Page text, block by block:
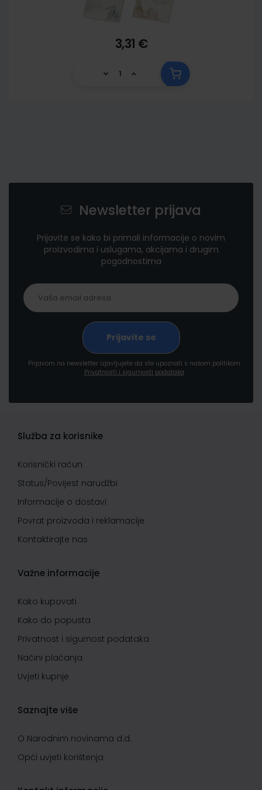
3,31 €
Newsletter prijava
Prijavite se kako bi primali informacije o novim
proizvodima i uslugama, akcijama i drugim
pogodnostima
Prijavom na newsletter izjavljujete da ste upoznati s našom politikom
Privatnosti i sigurnosti podataka
Služba za korisnike
Korisnički račun
Status/Povijest narudžbi
Informacije o dostavi
Povrat proizvoda i reklamacije
Kontaktirajte nas
Važne informacije
Kako kupovati
Kako do popusta
Privatnost i sigurnost podataka
Načini plaćanja
Uvjeti kupnje
Saznajte više
O Narodnim novinama d.d.
Opći uvjeti korištenja